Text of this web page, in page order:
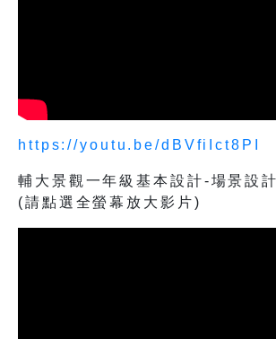
https://youtu.be/dBVfiIct8PI
輔大景觀一年級基本設計-場景設
(請點選全螢幕放大影片)